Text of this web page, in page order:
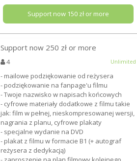
Support now 150zł or more
Support now 250 zł or more
4 Unlimited
- mailowe podziękowanie od reżysera
- podziękowanie na fanpage'u filmu
- Twoje nazwisko w napisach końcowych
- cyfrowe materiały dodatkowe z filmu takie
jak: film w pełnej, nieskompresowanej wersji,
nagrania z planu, cyfrowe plakaty
- specjalne wydanie na DVD
- plakat z filmu w formacie B1 (+ autograf
reżysera z dedykacją)